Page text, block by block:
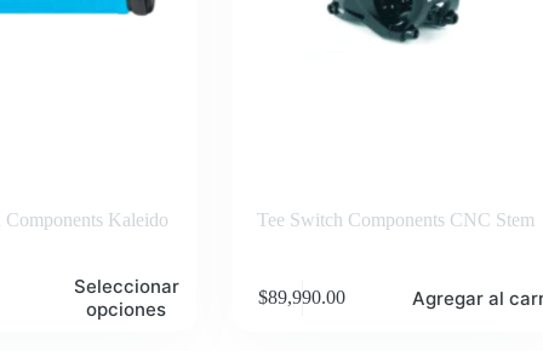
Components Kaleido
Seleccionar
opciones
Tee Switch Components CNC Stem
$89,990.00 Agregar al